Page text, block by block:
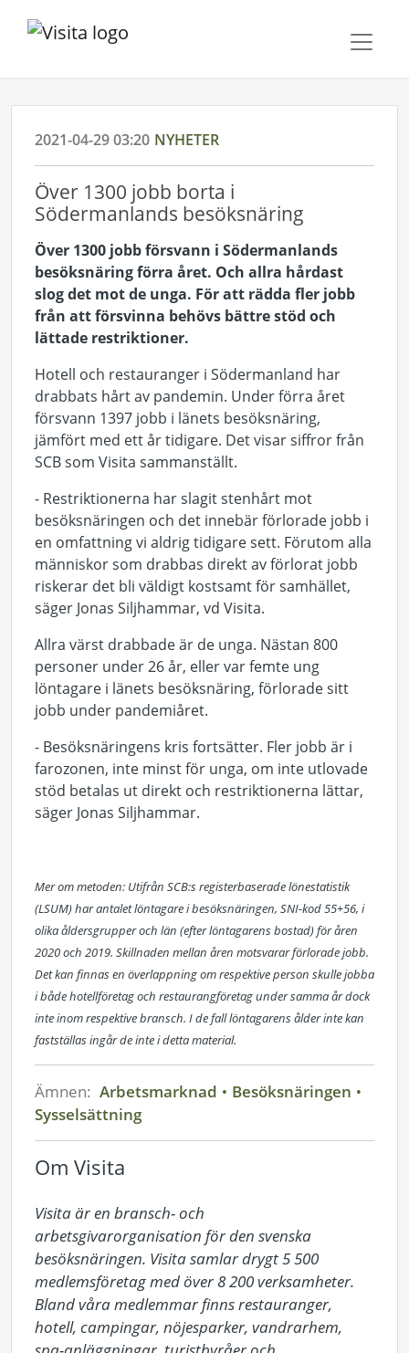
2021-04-29 03:20 NYHETER
Över 1300 jobb borta i
Södermanlands besöksnäring
Över 1300 jobb försvann i Södermanlands
besöksnäring förra året. Och allra hårdast
slog det mot de unga. För att rädda fler jobb
från att försvinna behövs bättre stöd och
lättade restriktioner.
Hotell och restauranger i Södermanland har
drabbats hårt av pandemin. Under förra året
försvann 1397 jobb i länets besöksnäring,
jämfört med ett år tidigare. Det visar siffror från
SCB som Visita sammanställt.
- Restriktionerna har slagit stenhårt mot
besöksnäringen och det innebär förlorade jobb i
en omfattning vi aldrig tidigare sett. Förutom alla
människor som drabbas direkt av förlorat jobb
riskerar det bli väldigt kostsamt för samhället,
säger Jonas Siljhammar, vd Visita.
Allra värst drabbade är de unga. Nästan 800
personer under 26 år, eller var femte ung
löntagare i länets besöksnäring, förlorade sitt
jobb under pandemiåret.
- Besöksnäringens kris fortsätter. Fler jobb är i
farozonen, inte minst för unga, om inte utlovade
stöd betalas ut direkt och restriktionerna lättar,
säger Jonas Siljhammar.
Mer om metoden: Utifrån SCB:s registerbaserade lönestatistik
(LSUM) har antalet löntagare i besöksnäringen, SNI-kod 55+56, i
olika åldersgrupper och län (efter löntagarens bostad) för åren
2020 och 2019. Skillnaden mellan åren motsvarar förlorade jobb.
Det kan finnas en överlappning om respektive person skulle jobba
i både hotellföretag och restaurangföretag under samma år dock
inte inom respektive bransch. I de fall löntagarens ålder inte kan
fastställas ingår de inte i detta material.
Ämnen: Arbetsmarknad
Besöksnäringen
Sysselsättning
Om Visita
Visita är en bransch- och
arbetsgivarorganisation för den svenska
besöksnäringen. Visita samlar drygt 5 500
medlemsföretag med över 8 200 verksamheter.
Bland våra medlemmar finns restauranger,
hotell, campingar, nöjesparker, vandrarhem,